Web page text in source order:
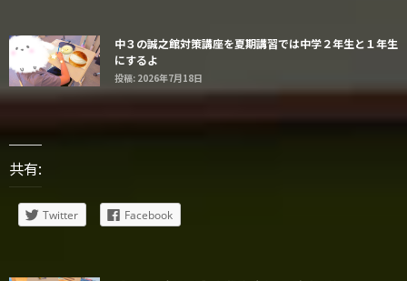
中３の誠之館対策講座を夏期講習では中学２年生と１年生
にするよ
投稿: 2026年7月18日
共有:
Twitter Facebook